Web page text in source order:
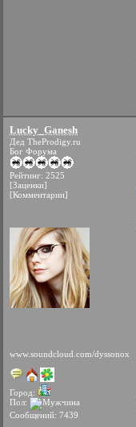
Lucky_Ganesh
Дед TheProdigy.ru
Бог Форума
Рейтинг: 2525
[Заценки]
[Комментарии]
www.soundcloud.com/dyssonox
Город:
Пол:
Сообщений: 7439